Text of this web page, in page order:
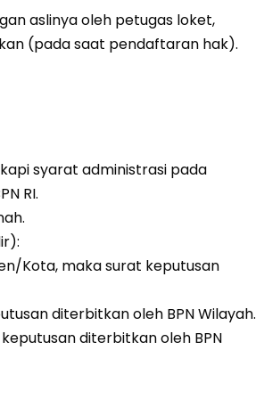
aslinya oleh petugas loket,
(pada saat pendaftaran hak).
syarat administrasi pada
RI.
Kota, maka surat keputusan
diterbitkan oleh BPN Wilayah.
diterbitkan oleh BPN